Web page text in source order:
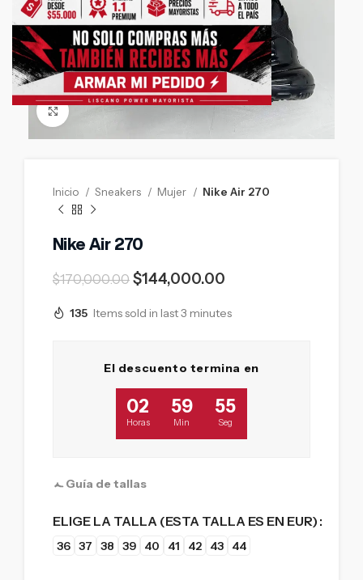
Click to enlarge
Inicio Sneakers Mujer Nike Air 270
Nike Air 270
$170,000.00 $144,000.00
135 Items sold in last 3 minutes
El descuento termina en
02
Horas
59
Min
53
Seg
Guía de tallas
ELIGE LA TALLA (ESTA TALLA ES EN EUR)
36 37 38 39 40 41 42 43 44